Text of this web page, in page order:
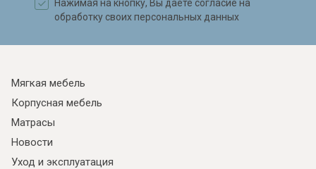
Нажимая на кнопку, Вы даете согласие на
обработку своих персональных данных
Мягкая мебель
Корпусная мебель
Матрасы
Новости
Уход и эксплуатация